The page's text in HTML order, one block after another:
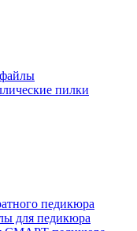
пилки
педикюра
для педикюра